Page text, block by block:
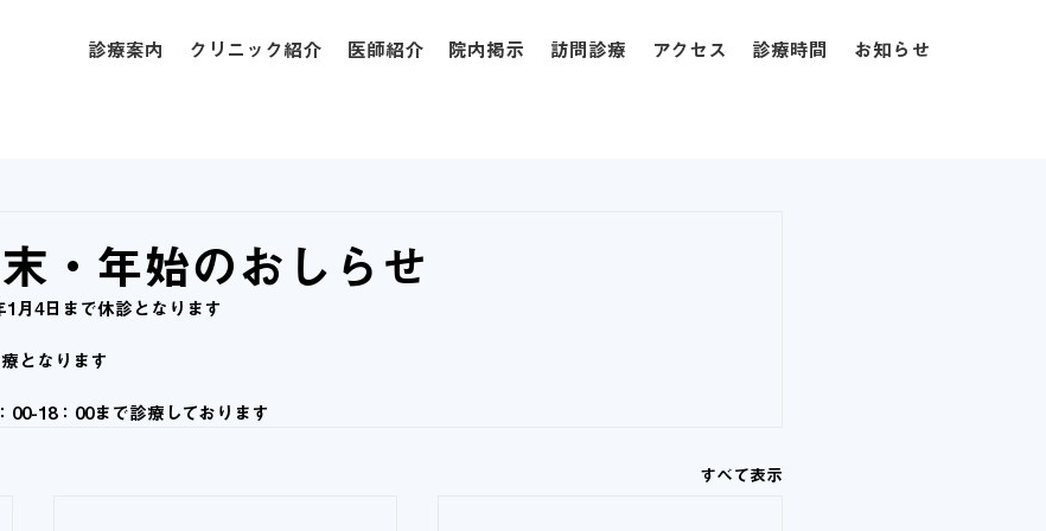
診療案内 クリニック紹介 医師紹介 院内掲示 訪問診療 アクセス 診療時間 お知らせ
・年始のおしらせ
1月4日まで休診となります
となります
00-18：00まで診療しております
すべて表示